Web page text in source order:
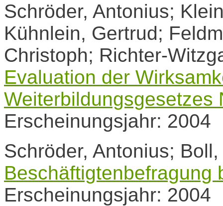
Schröder, Antonius;
Kühnlein, Gertrud;
Christoph; Richter-
Evaluation der
Weiterbildungsgesetzes
Erscheinungsjahr: 2004
Schröder, Antonius;
Beschäftigtenbefragung
Erscheinungsjahr: 2004